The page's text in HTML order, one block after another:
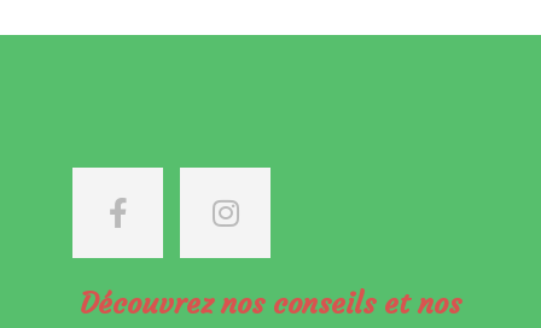
Découvrez nos conseils et nos